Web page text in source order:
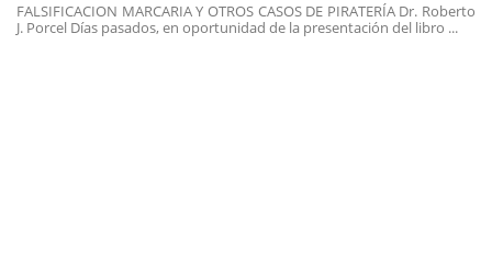
FALSIFICACION MARCARIA Y OTROS CASOS DE PIRATERÍA Dr. Roberto
J. Porcel Días pasados, en oportunidad de la presentación del libro ...